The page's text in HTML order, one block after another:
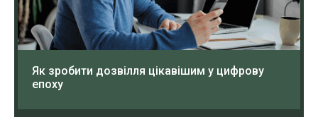
Як зробити дозвілля цікавішим у цифрову
епоху